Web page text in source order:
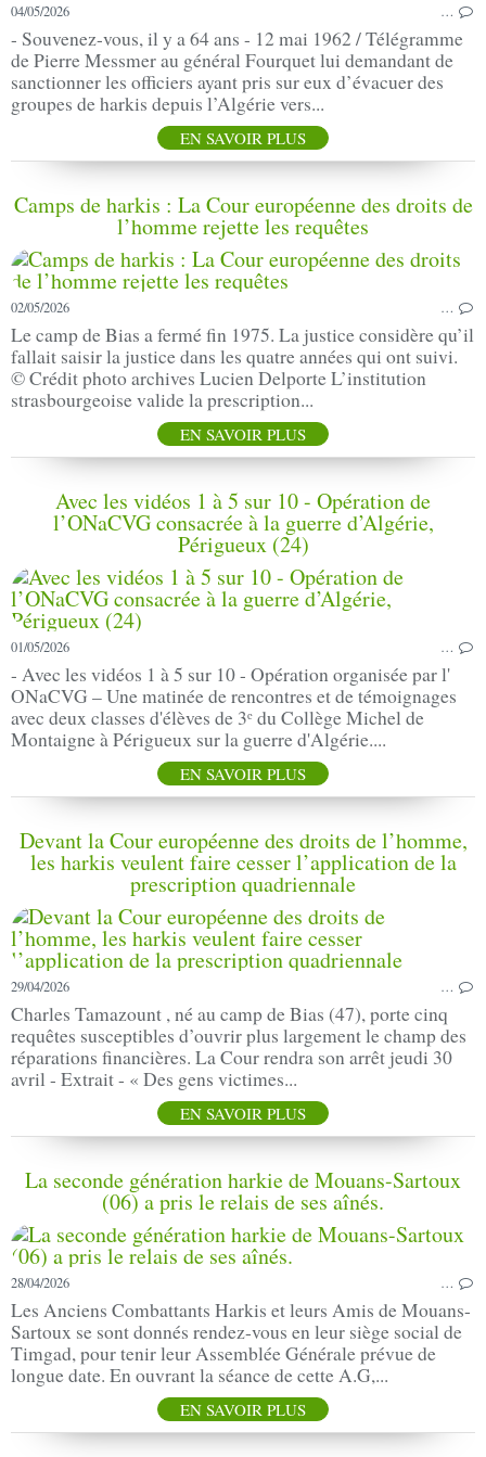
04/05/2026 …
- Souvenez-vous, il y a 64 ans - 12 mai 1962 / Télégramme
de Pierre Messmer au général Fourquet lui demandant de
sanctionner les officiers ayant pris sur eux d’évacuer des
groupes de harkis depuis l’Algérie vers...
EN SAVOIR PLUS
Camps de harkis : La Cour européenne des droits de
l’homme rejette les requêtes
02/05/2026 …
Le camp de Bias a fermé fin 1975. La justice considère qu’il
fallait saisir la justice dans les quatre années qui ont suivi.
© Crédit photo archives Lucien Delporte L’institution
strasbourgeoise valide la prescription...
EN SAVOIR PLUS
Avec les vidéos 1 à 5 sur 10 - Opération de
l’ONaCVG consacrée à la guerre d’Algérie,
Périgueux (24)
01/05/2026 …
- Avec les vidéos 1 à 5 sur 10 - Opération organisée par l'
ONaCVG – Une matinée de rencontres et de témoignages
avec deux classes d'élèves de 3ᵉ du Collège Michel de
Montaigne à Périgueux sur la guerre d'Algérie....
EN SAVOIR PLUS
Devant la Cour européenne des droits de l’homme,
les harkis veulent faire cesser l’application de la
prescription quadriennale
29/04/2026 …
Charles Tamazount , né au camp de Bias (47), porte cinq
requêtes susceptibles d’ouvrir plus largement le champ des
réparations financières. La Cour rendra son arrêt jeudi 30
avril - Extrait - « Des gens victimes...
EN SAVOIR PLUS
La seconde génération harkie de Mouans-Sartoux
(06) a pris le relais de ses aînés.
28/04/2026 …
Les Anciens Combattants Harkis et leurs Amis de Mouans-
Sartoux se sont donnés rendez-vous en leur siège social de
Timgad, pour tenir leur Assemblée Générale prévue de
longue date. En ouvrant la séance de cette A.G,...
EN SAVOIR PLUS